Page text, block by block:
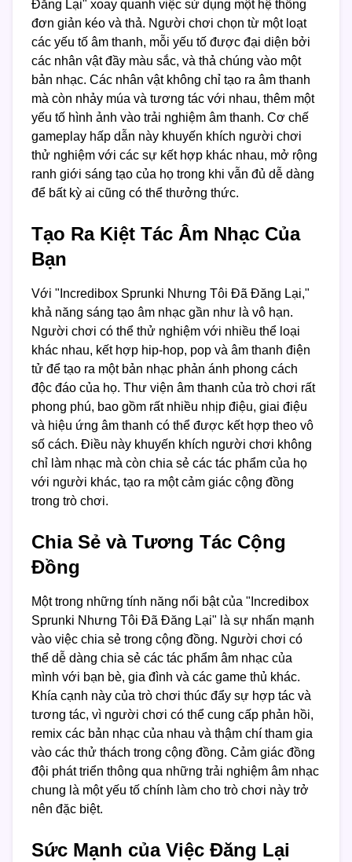
Đăng Lại" xoay quanh việc sử dụng một hệ thống
đơn giản kéo và thả. Người chơi chọn từ một loạt
các yếu tố âm thanh, mỗi yếu tố được đại diện bởi
các nhân vật đầy màu sắc, và thả chúng vào một
bản nhạc. Các nhân vật không chỉ tạo ra âm thanh
mà còn nhảy múa và tương tác với nhau, thêm một
yếu tố hình ảnh vào trải nghiệm âm thanh. Cơ chế
gameplay hấp dẫn này khuyến khích người chơi
thử nghiệm với các sự kết hợp khác nhau, mở rộng
ranh giới sáng tạo của họ trong khi vẫn đủ dễ dàng
để bất kỳ ai cũng có thể thưởng thức.
Tạo Ra Kiệt Tác Âm Nhạc Của
Bạn
Với "Incredibox Sprunki Nhưng Tôi Đã Đăng Lại,"
khả năng sáng tạo âm nhạc gần như là vô hạn.
Người chơi có thể thử nghiệm với nhiều thể loại
khác nhau, kết hợp hip-hop, pop và âm thanh điện
tử để tạo ra một bản nhạc phản ánh phong cách
độc đáo của họ. Thư viện âm thanh của trò chơi rất
phong phú, bao gồm rất nhiều nhịp điệu, giai điệu
và hiệu ứng âm thanh có thể được kết hợp theo vô
số cách. Điều này khuyến khích người chơi không
chỉ làm nhạc mà còn chia sẻ các tác phẩm của họ
với người khác, tạo ra một cảm giác cộng đồng
trong trò chơi.
Chia Sẻ và Tương Tác Cộng
Đồng
Một trong những tính năng nổi bật của "Incredibox
Sprunki Nhưng Tôi Đã Đăng Lại" là sự nhấn mạnh
vào việc chia sẻ trong cộng đồng. Người chơi có
thể dễ dàng chia sẻ các tác phẩm âm nhạc của
mình với bạn bè, gia đình và các game thủ khác.
Khía cạnh này của trò chơi thúc đẩy sự hợp tác và
tương tác, vì người chơi có thể cung cấp phản hồi,
remix các bản nhạc của nhau và thậm chí tham gia
vào các thử thách trong cộng đồng. Cảm giác đồng
đội phát triển thông qua những trải nghiệm âm nhạc
chung là một yếu tố chính làm cho trò chơi này trở
nên đặc biệt.
Sức Mạnh của Việc Đăng Lại